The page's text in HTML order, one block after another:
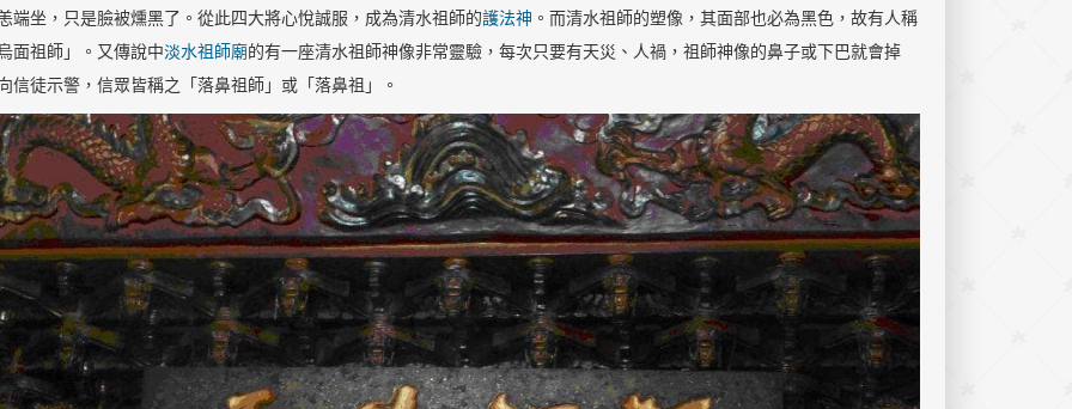
端坐，只是臉被燻黑了。從此四大將心悅誠服，成為清水祖師的護法神 。而清水祖師的塑像，其面部也必為黑色，故有人稱
面祖師 」 。又傳說中淡水祖師廟的有一座清水祖師神像非常靈驗，每次只要有天災、人禍，祖師神像的鼻子或下巴就會掉
信徒示警，信眾皆稱之「落鼻祖師」或「落鼻祖」。